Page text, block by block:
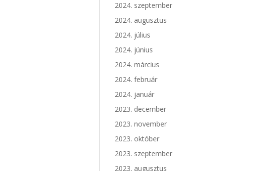
2024. szeptember
2024. augusztus
2024. július
2024. június
2024. március
2024. február
2024. január
2023. december
2023. november
2023. október
2023. szeptember
2023. augusztus